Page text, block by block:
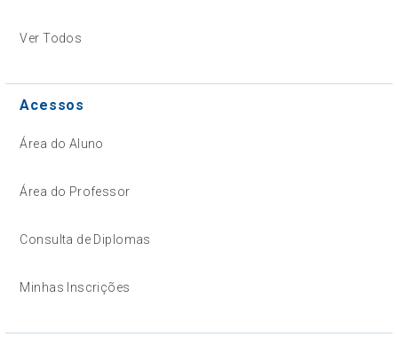
Ver Todos
Acessos
Área do Aluno
Área do Professor
Consulta de Diplomas
Minhas Inscrições